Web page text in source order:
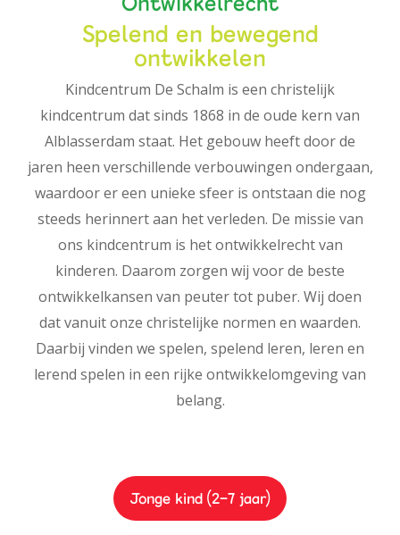
Spelend en bewegend
ontwikkelen
Kindcentrum De Schalm is een christelijk
kindcentrum dat sinds 1868 in de oude kern van
Alblasserdam staat. Het gebouw heeft door de
jaren heen verschillende verbouwingen ondergaan,
waardoor er een unieke sfeer is ontstaan die nog
steeds herinnert aan het verleden. De missie van
ons kindcentrum is het ontwikkelrecht van
kinderen. Daarom zorgen wij voor de beste
ontwikkelkansen van peuter tot puber. Wij doen
dat vanuit onze christelijke normen en waarden.
Daarbij vinden we spelen, spelend leren, leren en
lerend spelen in een rijke ontwikkelomgeving van
belang.
Jonge kind (2-7 jaar)